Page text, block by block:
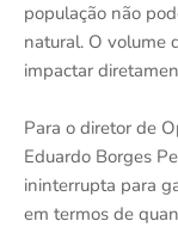
população não
natural. O volume
impactar
Para o diretor de
Eduardo Borges
ininterrupta para
em termos de